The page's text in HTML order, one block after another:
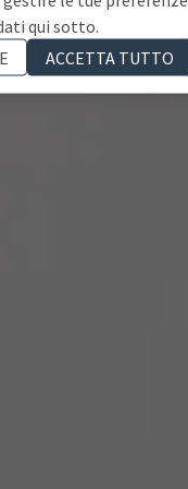
qui sotto.
ACCETTA TUTTO